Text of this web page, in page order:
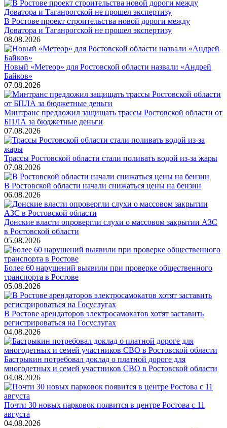
В Ростове проект строительства новой дороги между
Доватора и Таганрогской не прошел экспертизу
08.08.2026
Новый «Метеор» для Ростовской области назвали «Андрей
Байков»
07.08.2026
Минтранс предложил защищать трассы Ростовской области от
БПЛА за бюджетные деньги
07.08.2026
Трассы Ростовской области стали поливать водой из-за жары
07.08.2026
В Ростовской области начали снижаться цены на бензин
06.08.2026
Донские власти опровергли слухи о массовом закрытии АЗС
в Ростовской области
05.08.2026
Более 60 нарушений выявили при проверке общественного
транспорта в Ростове
05.08.2026
В Ростове арендаторов электросамокатов хотят заставить
регистрироваться на Госуслугах
04.08.2026
Бастрыкин потребовал доклад о платной дороге для
многодетных и семей участников СВО в Ростовской области
04.08.2026
Почти 30 новых парковок появится в центре Ростова с 11
августа
04.08.2026